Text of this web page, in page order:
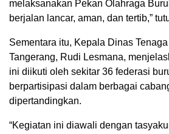
melaksanakan Pekan Olahraga
berjalan lancar, aman, dan tertib,”
Sementara itu, Kepala Dinas
Tangerang, Rudi Lesmana,
ini diikuti oleh sekitar 36 federasi
berpartisipasi dalam berbagai
dipertandingkan.
“Kegiatan ini diawali dengan